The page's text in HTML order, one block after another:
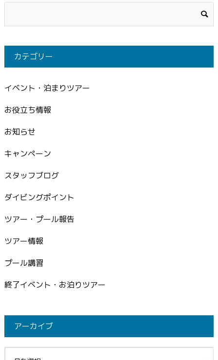
カテゴリー
イベント・泊まりツアー
お役立ち情報
お知らせ
キャンペーン
スタッフブログ
ダイビングポイント
ツアー・プール報告
ツアー情報
プール講習
終了イベント・お泊りツアー
アーカイブ